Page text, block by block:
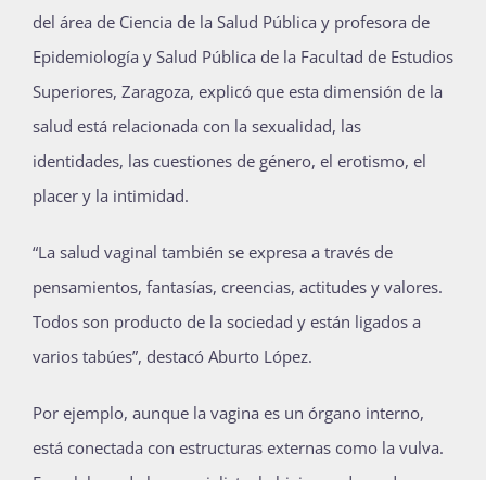
del área de Ciencia de la Salud Pública y profesora de
Epidemiología y Salud Pública de la Facultad de Estudios
Superiores, Zaragoza, explicó que esta dimensión de la
salud está relacionada con la sexualidad, las
identidades, las cuestiones de género, el erotismo, el
placer y la intimidad.
“La salud vaginal también se expresa a través de
pensamientos, fantasías, creencias, actitudes y valores.
Todos son producto de la sociedad y están ligados a
varios tabúes”, destacó Aburto López.
Por ejemplo, aunque la vagina es un órgano interno,
está conectada con estructuras externas como la vulva.